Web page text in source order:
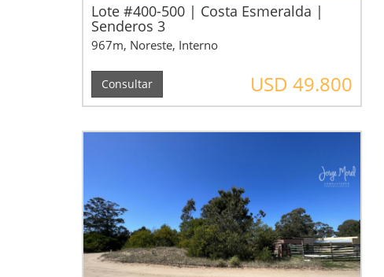
Lote #400-500 | Costa Esmeralda |
Senderos 3
967m, Noreste, Interno
Consultar USD 49.800